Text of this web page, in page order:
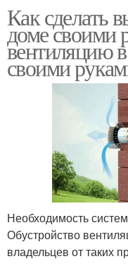
Как сделать
доме своими
вентиляцию
своими
Необходимость
Обустройство
владельцев от таких